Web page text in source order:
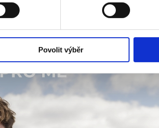
Povolit výběr
olympijskou atmosféru už na začátku
a oficiálních zástupců spolu se